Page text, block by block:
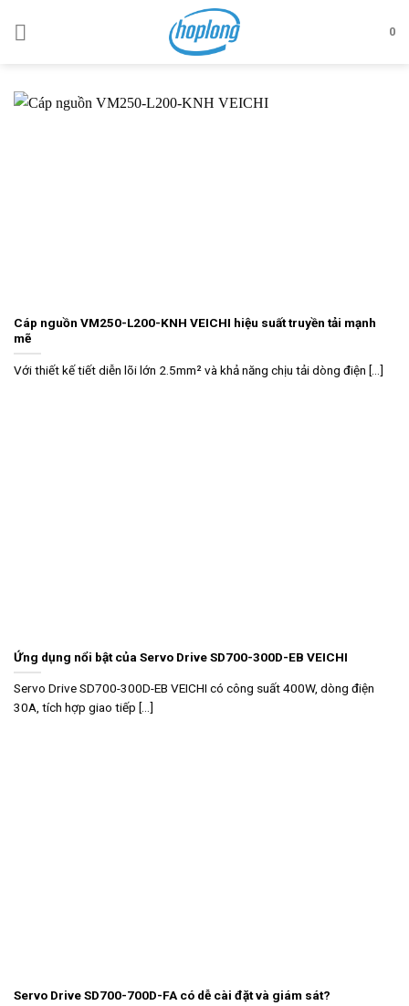
0
Cáp nguồn VM250-L200-KNH VEICHI hiệu suất truyền tải mạnh
mẽ
Với thiết kế tiết diễn lõi lớn 2.5mm² và khả năng chịu tải dòng điện [...]
Ứng dụng nổi bật của Servo Drive SD700-300D-EB VEICHI
Servo Drive SD700-300D-EB VEICHI có công suất 400W, dòng điện
30A, tích hợp giao tiếp [...]
Servo Drive SD700-700D-FA có dễ cài đặt và giám sát?